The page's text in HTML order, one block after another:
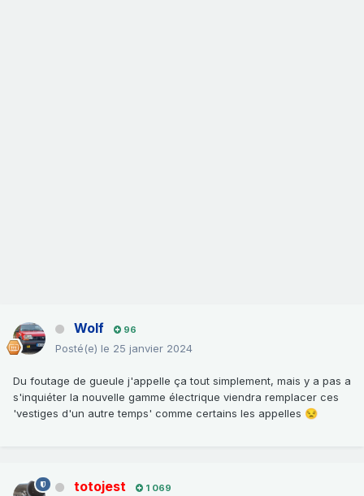
Wolf 96
Posté(e) le 25 janvier 2024
Du foutage de gueule j'appelle ça tout simplement, mais y a pas a
s'inquiéter la nouvelle gamme électrique viendra remplacer ces
'vestiges d'un autre temps' comme certains les appelles 😒
totojest 1 069